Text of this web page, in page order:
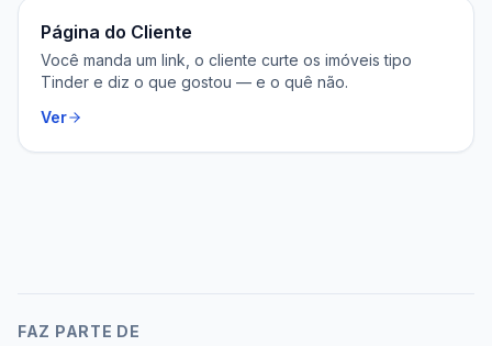
Página do Cliente
Você manda um link, o cliente curte os imóveis tipo
Tinder e diz o que gostou — e o quê não.
Ver
FAZ PARTE DE